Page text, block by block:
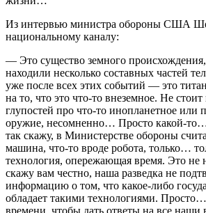
Из интервью министра обороны США
национальному каналу:
— Это существо земного
находили несколько составных частей
уже после всех этих событий — это
на то, что это что-то внеземное. Не
глупостей про что-то инопланетное или
оружие, несомненно… Просто какой-
так скажу, в Министерстве обороны
машина, что-то вроде робота, только…
технология, опережающая время. Это не
скажу вам честно, наша разведка не
информацию о том, что какое-либо
обладает такими технологиями.